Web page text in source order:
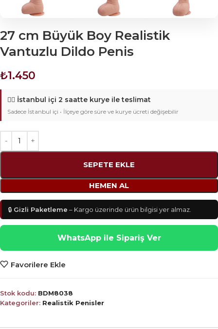
27 cm Büyük Boy Realistik
Vantuzlu Dildo Penis
₺1.450
🚴‍♂️ İstanbul içi 2 saatte kurye ile teslimat
Sadece İstanbul içi • İlçeye göre süre ve kurye ücreti değişebilir
SEPETE EKLE
HEMEN AL
🔒 Gizli Paketleme – Kargo üzerinde ürün bilgisi yer almaz.
WhatsApp ile Sipariş Ver
Favorilere Ekle
Stok kodu: BDM8038
Kategoriler: Realistik Penisler